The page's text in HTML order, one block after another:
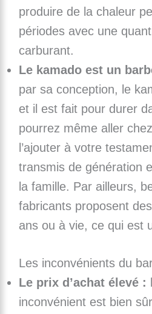
produire de la chaleur
périodes avec une
carburant.
Le kamado est un
par sa conception, le
et il est fait pour durer
pourrez même aller
l’ajouter à votre
transmis de génération
la famille. Par ailleurs,
fabricants proposent
ans ou à vie, ce qui est
Les inconvénients du
Le prix d’achat élevé :
inconvénient est bien